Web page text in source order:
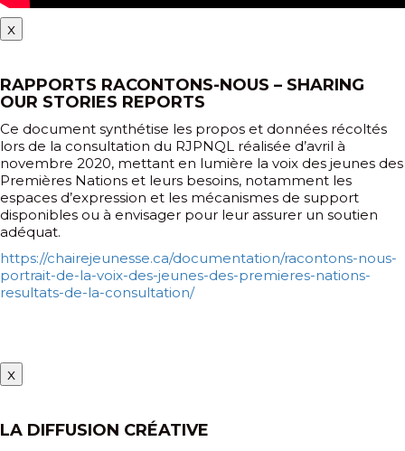
x
RAPPORTS RACONTONS-NOUS – SHARING
OUR STORIES REPORTS
Ce document synthétise les propos et données récoltés
lors de la consultation du RJPNQL réalisée d’avril à
novembre 2020, mettant en lumière la voix des jeunes des
Premières Nations et leurs besoins, notamment les
espaces d’expression et les mécanismes de support
disponibles ou à envisager pour leur assurer un soutien
adéquat.
https://chairejeunesse.ca/documentation/racontons-nous-
portrait-de-la-voix-des-jeunes-des-premieres-nations-
resultats-de-la-consultation/
x
LA DIFFUSION CRÉATIVE